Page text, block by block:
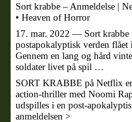
Sort krabbe – Anmeldelse |
• Heaven of Horror
17. mar. 2022 — Sort krabbe
postapokalyptisk verden
Gennem en lang og hård
soldater livet på spil …
SORT KRABBE på Netflix
action-thriller med Noomi
udspilles i en post-
anmeldelsen >